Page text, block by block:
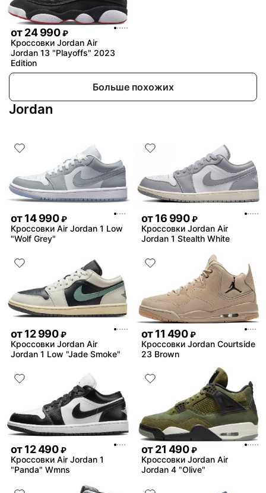
от24 990 ₽
Кроссовки Jordan Air
Jordan 13 "Playoffs" 2023
Edition
Больше похожих
Jordan
от14 990 ₽
Кроссовки Air Jordan 1 Low
"Wolf Grey"
от16 990 ₽
Кроссовки Jordan Air
Jordan 1 Stealth White
от12 990 ₽
Кроссовки Jordan Air
Jordan 1 Low "Jade Smoke"
от11 490 ₽
Кроссовки Jordan Courtside
23 Brown
от12 490 ₽
Кроссовки Air Jordan 1
"Panda" Wmns
от21 490 ₽
Кроссовки Jordan Air
Jordan 4 "Olive"